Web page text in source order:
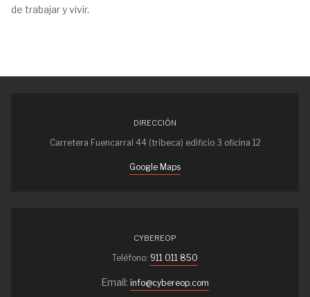
de trabajar y vivir.
DIRECCIÓN
Carretera Fuencarral 44 (tribeca) edificio 3 oficina 12
Google Maps
CYBEREOP
Teléfono: 911 011 850
Email: info@cybereop.com